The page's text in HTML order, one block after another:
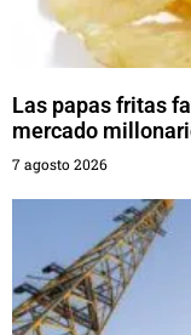
Las papas fritas
mercado
7 agosto 2026